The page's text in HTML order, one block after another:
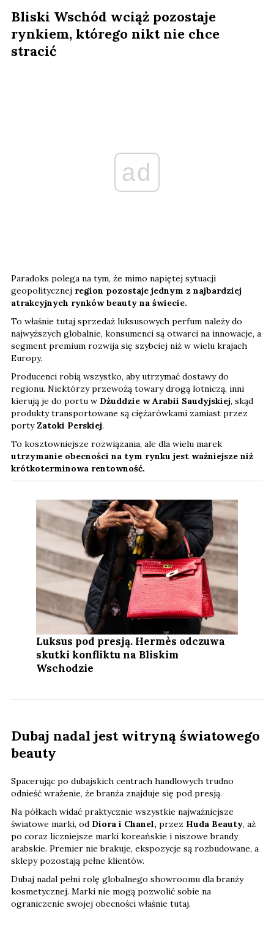
Bliski Wschód wciąż pozostaje
rynkiem, którego nikt nie chce
stracić
ad
Paradoks polega na tym, że mimo napiętej sytuacji
geopolitycznej region pozostaje jednym z najbardziej
atrakcyjnych rynków beauty na świecie.
To właśnie tutaj sprzedaż luksusowych perfum należy do
najwyższych globalnie, konsumenci są otwarci na innowacje, a
segment premium rozwija się szybciej niż w wielu krajach
Europy.
Producenci robią wszystko, aby utrzymać dostawy do
regionu. Niektórzy przewożą towary drogą lotniczą, inni
kierują je do portu w Dżuddzie w Arabii Saudyjskiej, skąd
produkty transportowane są ciężarówkami zamiast przez
porty Zatoki Perskiej.
To kosztowniejsze rozwiązania, ale dla wielu marek
utrzymanie obecności na tym rynku jest ważniejsze niż
krótkoterminowa rentowność.
Luksus pod presją. Hermès odczuwa
skutki konfliktu na Bliskim
Wschodzie
Dubaj nadal jest witryną światowego
beauty
Spacerując po dubajskich centrach handlowych trudno
odnieść wrażenie, że branża znajduje się pod presją.
Na półkach widać praktycznie wszystkie najważniejsze
światowe marki, od Diora i Chanel, przez Huda Beauty, aż
po coraz liczniejsze marki koreańskie i niszowe brandy
arabskie. Premier nie brakuje, ekspozycje są rozbudowane, a
sklepy pozostają pełne klientów.
Dubaj nadal pełni rolę globalnego showroomu dla branży
kosmetycznej. Marki nie mogą pozwolić sobie na
ograniczenie swojej obecności właśnie tutaj.